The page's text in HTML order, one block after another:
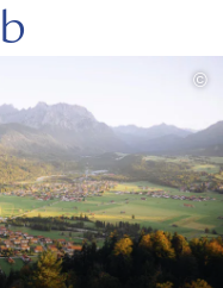
©